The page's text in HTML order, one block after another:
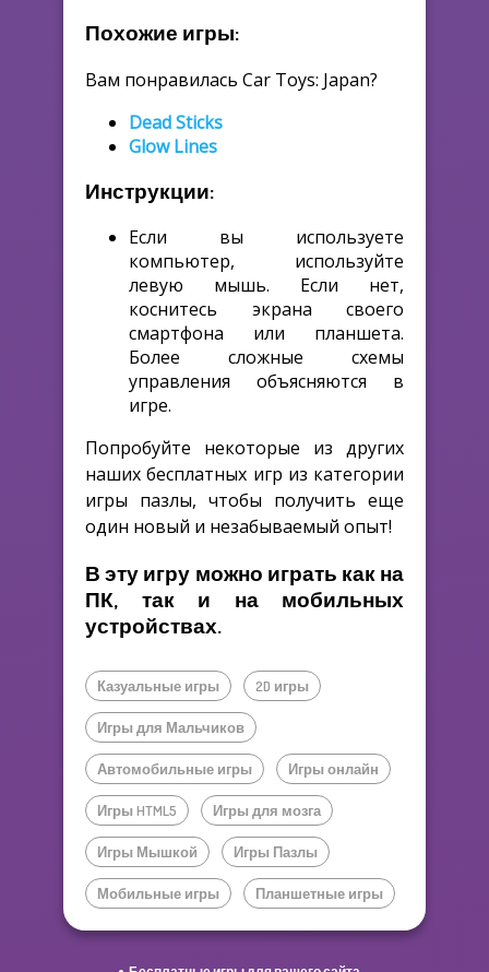
Похожие игры:
Вам понравилась Car Toys: Japan?
Dead Sticks
Glow Lines
Инструкции:
Если вы используете
компьютер, используйте
левую мышь. Если нет,
коснитесь экрана своего
смартфона или планшета.
Более сложные схемы
управления объясняются в
игре.
Попробуйте некоторые из других
наших бесплатных игр из категории
игры пазлы, чтобы получить еще
один новый и незабываемый опыт!
В эту игру можно играть как на
ПК, так и на мобильных
устройствах.
Казуальные игры 2D игры
Игры для Мальчиков
Автомобильные игры Игры онлайн
Игры HTML5 Игры для мозга
Игры Мышкой Игры Пазлы
Мобильные игры Планшетные игры